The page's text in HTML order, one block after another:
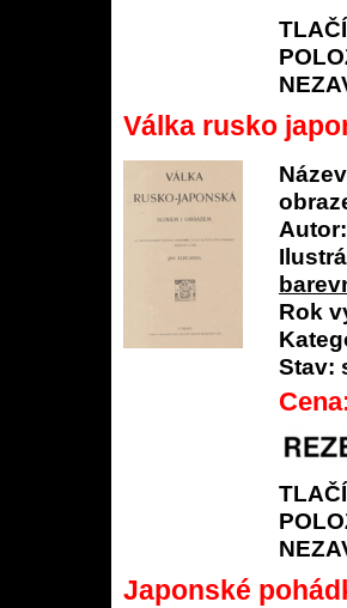
Válka rusko
Autor:
Rok
Stav:
Japonské